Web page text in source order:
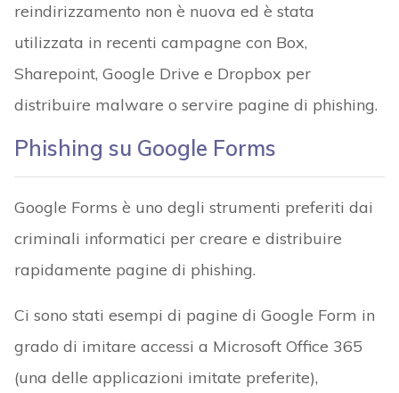
reindirizzamento non è nuova ed è stata
utilizzata in recenti campagne con Box,
Sharepoint, Google Drive e Dropbox per
distribuire malware o servire pagine di phishing.
Phishing su Google Forms
Google Forms è uno degli strumenti preferiti dai
criminali informatici per creare e distribuire
rapidamente pagine di phishing.
Ci sono stati esempi di pagine di Google Form in
grado di imitare accessi a Microsoft Office 365
(una delle applicazioni imitate preferite),